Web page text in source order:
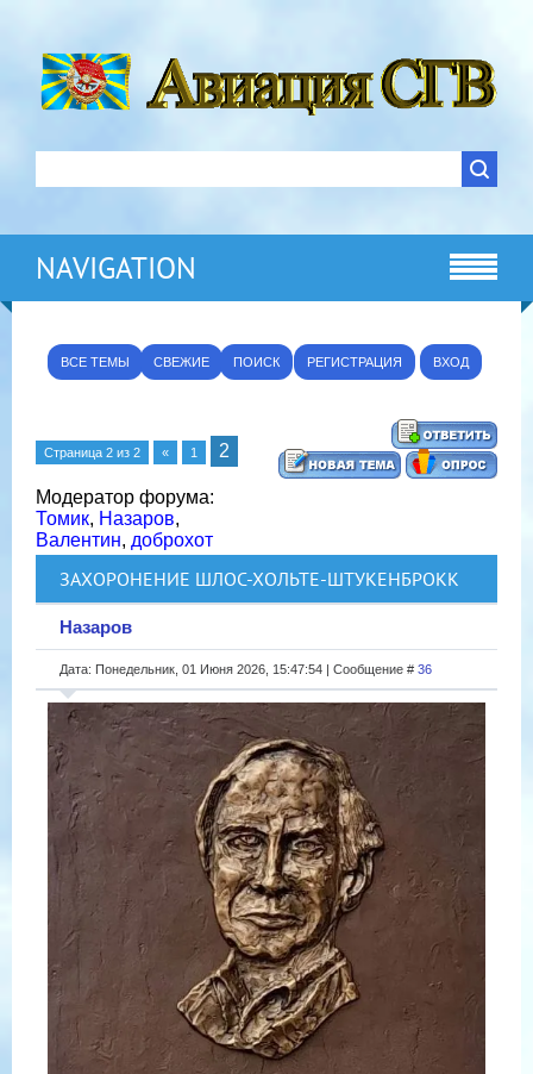
NAVIGATION
ВСЕ ТЕМЫ СВЕЖИЕ ПОИСК РЕГИСТРАЦИЯ ВХОД
Страница 2 из 2 « 1 2
Модератор форума:
Томик, Назаров,
Валентин, доброхот
ЗАХОРОНЕНИЕ ШЛОС-ХОЛЬТЕ-ШТУКЕНБРОКК
Назаров
Дата: Понедельник, 01 Июня 2026, 15:47:54 | Сообщение # 36